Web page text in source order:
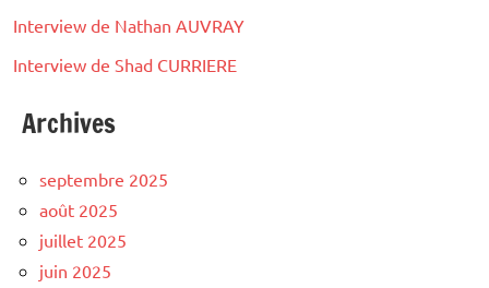
Interview de Nathan AUVRAY
Interview de Shad CURRIERE
Archives
septembre 2025
août 2025
juillet 2025
juin 2025